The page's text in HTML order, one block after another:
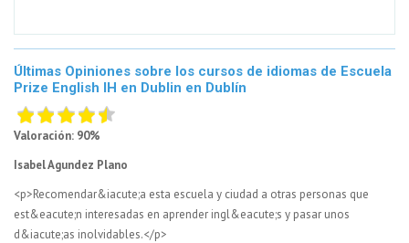
Últimas Opiniones sobre los cursos de idiomas de Escuela
Prize English IH en Dublin en Dublín
Valoración: 90%
Isabel Agundez Plano
<p>Recomendar&iacute;a esta escuela y ciudad a otras personas que
est&eacute;n interesadas en aprender ingl&eacute;s y pasar unos
d&iacute;as inolvidables.</p>